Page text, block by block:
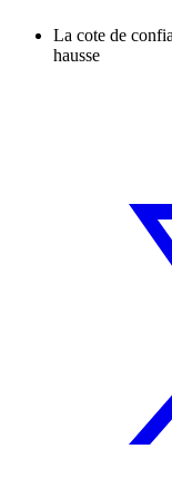
La cote de
hausse